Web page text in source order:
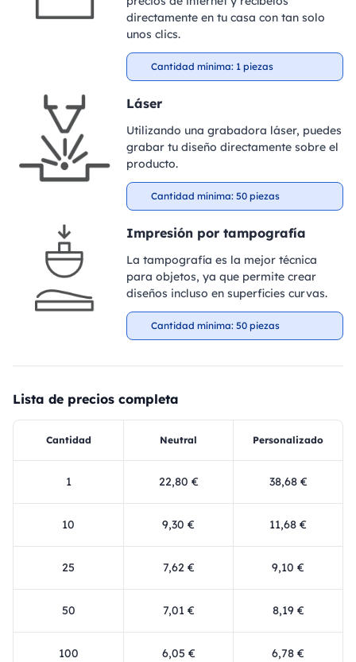
directamente en tu casa con tan solo
unos clics.
Cantidad mínima: 1 piezas
Láser
Utilizando una grabadora láser, puedes
grabar tu diseño directamente sobre el
producto.
Cantidad mínima: 50 piezas
Impresión por tampografía
La tampografía es la mejor técnica
para objetos, ya que permite crear
diseños incluso en superficies curvas.
Cantidad mínima: 50 piezas
Lista de precios completa
Cantidad Neutral Personalizado
1 22,80 € 38,68 €
10 9,30 € 11,68 €
25 7,62 € 9,10 €
50 7,01 € 8,19 €
100 6,05 € 6,78 €